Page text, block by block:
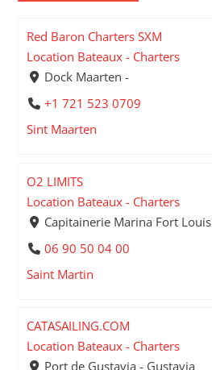
Red Baron Charters SXM
Location Bateaux - Charters
Dock Maarten -
+1 721 523 0709
Sint Maarten
O2 LIMITS
Location Bateaux - Charters
Capitainerie Marina Fort
06 90 50 04 00
Saint Martin
CATASAILING.COM
Location Bateaux - Charters
Port de Gustavia - Gustavia